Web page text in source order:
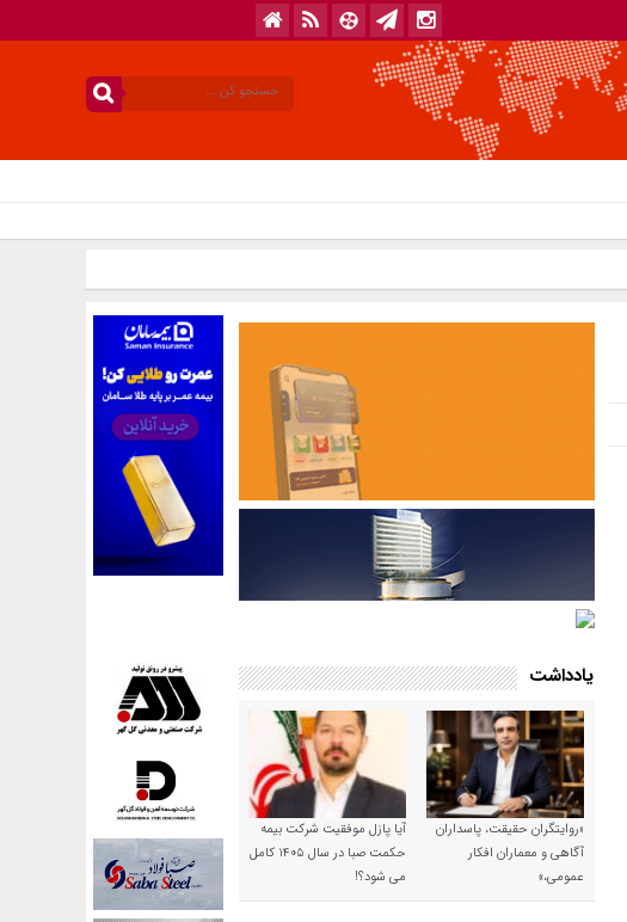
یادداشت
«روایتگران حقیقت، پاسداران
آگاهی و معماران افکار
عمومی،»
آیا پازل موفقیت شرکت بیمه
حکمت صبا در سال ۱۴۰۵ کامل
می شود؟!